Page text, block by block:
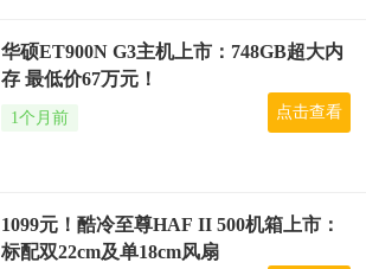
华硕ET900N G3主机上市：748GB超大内
存 最低价67万元！
1个月前 点击查看
1099元！酷冷至尊HAF II 500机箱上市：
标配双22cm及单18cm风扇